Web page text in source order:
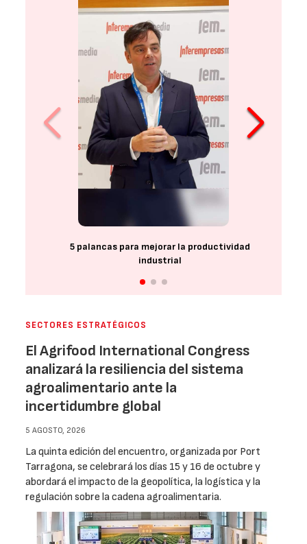
5 palancas para mejorar la productividad
industrial
SECTORES ESTRATÉGICOS
El Agrifood International Congress
analizará la resiliencia del sistema
agroalimentario ante la
incertidumbre global
5 AGOSTO, 2026
La quinta edición del encuentro, organizada por Port
Tarragona, se celebrará los días 15 y 16 de octubre y
abordará el impacto de la geopolítica, la logística y la
regulación sobre la cadena agroalimentaria.